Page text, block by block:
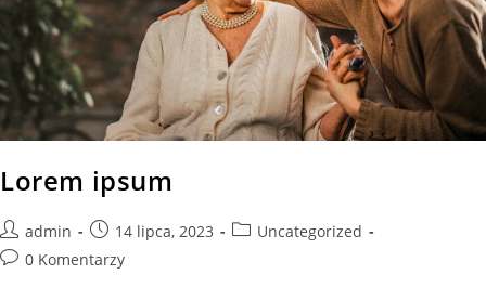
Lorem ipsum
admin 14 lipca, 2023
Uncategorized
0 Komentarzy